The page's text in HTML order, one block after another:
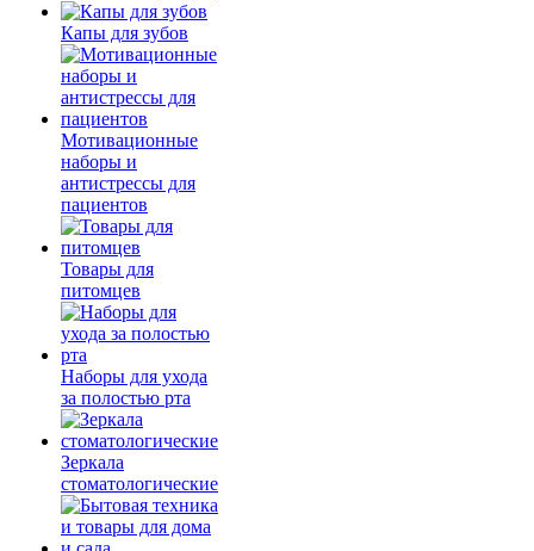
Капы для зубов
Мотивационные
наборы и
антистрессы для
пациентов
Товары для
питомцев
Наборы для ухода
за полостью рта
Зеркала
стоматологические